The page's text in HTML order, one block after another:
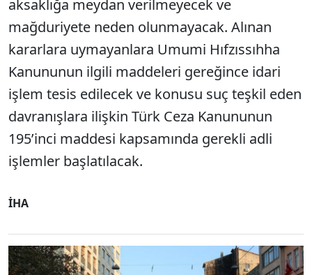
aksaklığa meydan verilmeyecek ve
mağduriyete neden olunmayacak. Alınan
kararlara uymayanlara Umumi Hıfzıssıhha
Kanununun ilgili maddeleri gereğince idari
işlem tesis edilecek ve konusu suç teşkil eden
davranışlara ilişkin Türk Ceza Kanununun
195’inci maddesi kapsamında gerekli adli
işlemler başlatılacak.
İHA